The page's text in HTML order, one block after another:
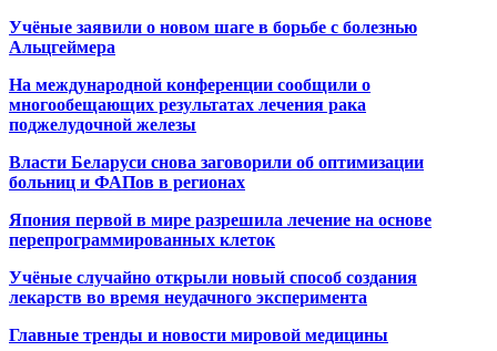
Учёные заявили о новом шаге в борьбе с болезнью
Альцгеймера
На международной конференции сообщили о
многообещающих результатах лечения рака
поджелудочной железы
Власти Беларуси снова заговорили об оптимизации
больниц и ФАПов в регионах
Япония первой в мире разрешила лечение на основе
перепрограммированных клеток
Учёные случайно открыли новый способ создания
лекарств во время неудачного эксперимента
Главные тренды и новости мировой медицины